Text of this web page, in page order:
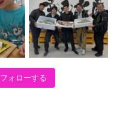
フォローする